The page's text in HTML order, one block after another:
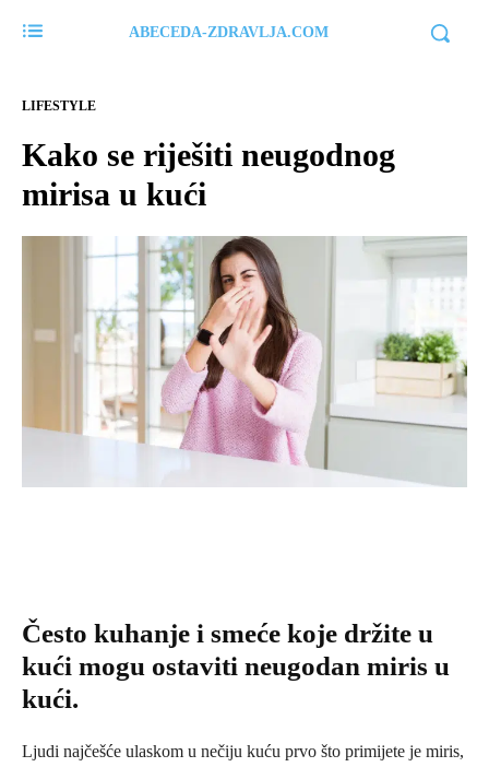
ABECEDA-ZDRAVLJA.COM
LIFESTYLE
Kako se riješiti neugodnog
mirisa u kući
Često kuhanje i smeće koje držite u
kući mogu ostaviti neugodan miris u
kući.
Ljudi najčešće ulaskom u nečiju kuću prvo što primijete je miris,